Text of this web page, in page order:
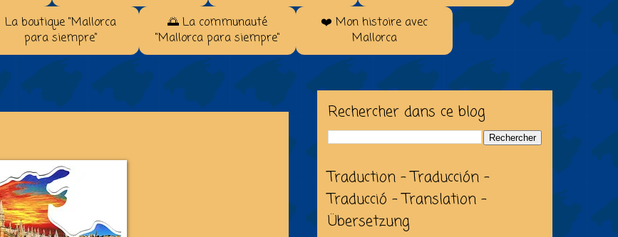
La boutique "Mallorca
para siempre"
🌅 La communauté
"Mallorca para siempre"
❤️ Mon histoire avec
Mallorca
Rechercher dans ce blog
Traduction - Traducción -
Traducció - Translation -
Übersetzung